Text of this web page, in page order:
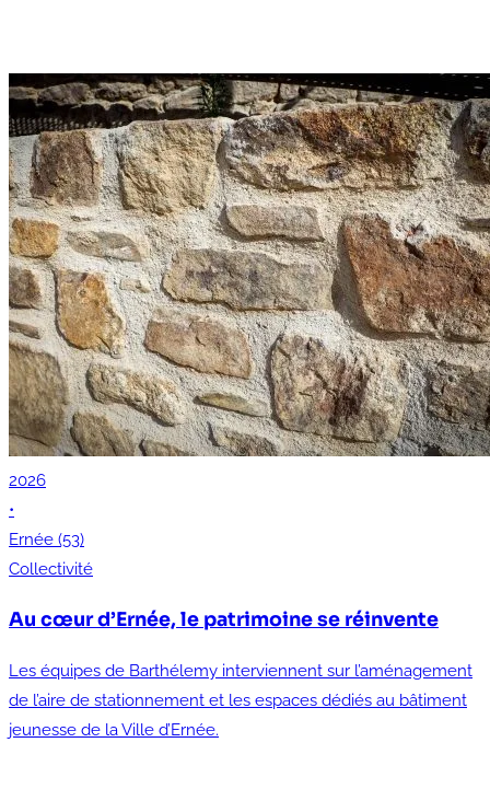
2026
•
Ernée (53)
Collectivité
Au cœur d’Ernée, le patrimoine se réinvente
Les équipes de Barthélemy interviennent sur l’aménagement
de l’aire de stationnement et les espaces dédiés au bâtiment
jeunesse de la Ville d’Ernée.